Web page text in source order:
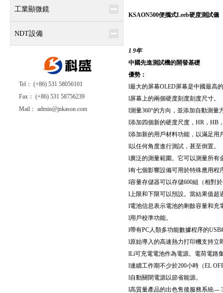
工業顯微鏡
NDT設備
Tel： (+86) 531 58056101
Fax： (+86) 531 58756239
Mail： admin@jnkason.com
KSAON500便攜式Leeb硬度測試儀
1 9年
中國先進測試機的開發基礎
優勢 ：
l最大的屏幕OLED屏幕是中國最高
l屏幕上的兩個硬度刻度刻度尺寸。
l測量360°的方向，並添加自動測量
l添加四個新的硬度尺度，HR，HB
l添加新的用戶材料功能，以滿足用
l以任何角度進行測試，甚至倒置。
l廣泛的測量範圍。它可以測量所
l有七個影響設備可用於特殊應用程
l容量存儲器可以存儲600組（相對
l 上限和下限可以預設。當結果值
l電池信息表示電池的剩餘容量和充
l用戶校準功能。
l帶有PC人類多功能數據程序的USB
l原始導入的高速熱力打印機支持立
lLi可充電電池作為電源。電荷電路
l連續工作期不少於200小時（EL
l自動關閉電源以節省能源。
l高質量產品的出色售後服務系統---